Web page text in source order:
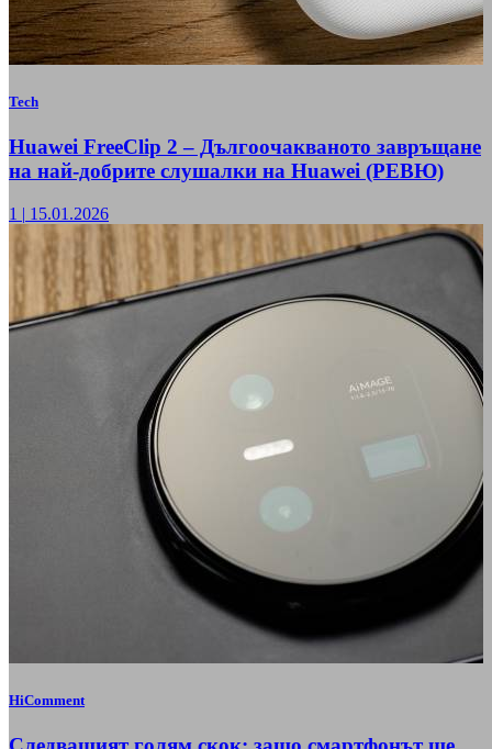
Tech
Huawei FreeClip 2 – Дългоочакваното завръщане
на най-добрите слушалки на Huawei (РЕВЮ)
1 | 15.01.2026
HiComment